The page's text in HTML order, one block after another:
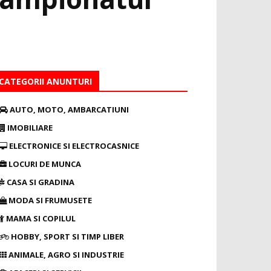
ANUNTURI
AUTO, MOTO, AMBARCATIUNI
IMOBILIARE
ELECTRONICE SI ELECTROCASNICE
LOCURI DE MUNCA
CASA SI GRADINA
MODA SI FRUMUSETE
MAMA SI COPILUL
HOBBY, SPORT SI TIMP LIBER
ANIMALE, AGRO SI INDUSTRIE